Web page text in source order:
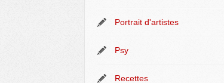
Portrait d'artistes
Psy
Recettes